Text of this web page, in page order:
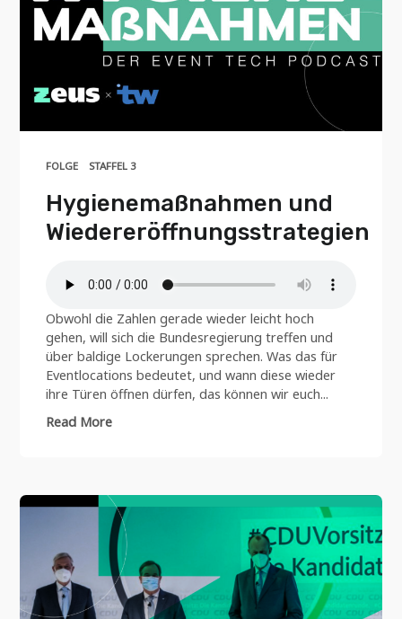
FOLGE STAFFEL 3
Hygienemaßnahmen und
Wiedereröffnungsstrategien
Obwohl die Zahlen gerade wieder leicht hoch
gehen, will sich die Bundesregierung treffen und
über baldige Lockerungen sprechen. Was das für
Eventlocations bedeutet, und wann diese wieder
ihre Türen öffnen dürfen, das können wir euch...
Read More